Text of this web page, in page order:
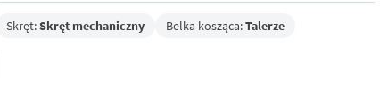
Skręt:Skręt mechaniczny Belka kosząca:Talerze